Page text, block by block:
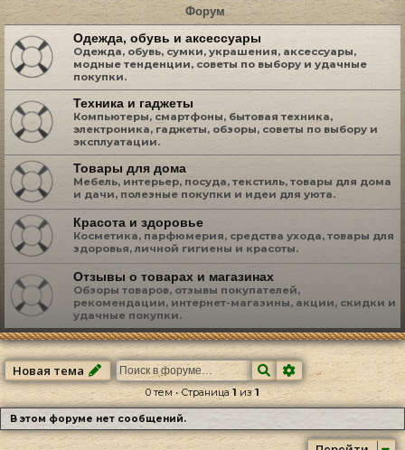
Форум
Одежда, обувь и аксессуары
Одежда, обувь, сумки, украшения, аксессуары,
модные тенденции, советы по выбору и удачные
покупки.
Техника и гаджеты
Компьютеры, смартфоны, бытовая техника,
электроника, гаджеты, обзоры, советы по выбору и
эксплуатации.
Товары для дома
Мебель, интерьер, посуда, текстиль, товары для дома
и дачи, полезные покупки и идеи для уюта.
Красота и здоровье
Косметика, парфюмерия, средства ухода, товары для
здоровья, личной гигиены и красоты.
Отзывы о товарах и магазинах
Обзоры товаров, отзывы покупателей,
рекомендации, интернет-магазины, акции, скидки и
удачные покупки.
Новая тема Поиск Расширенный
0 тем • Страница1из1
В этом форуме нет сообщений.